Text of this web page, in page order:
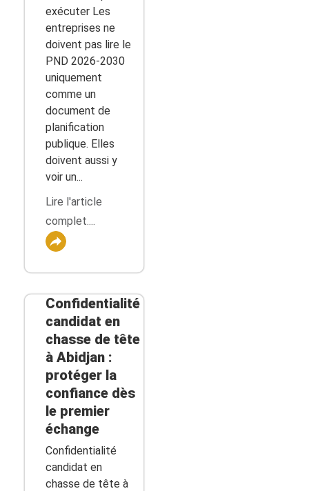
exécuter Les
entreprises ne
doivent pas lire le
PND 2026-2030
uniquement
comme un
document de
planification
publique. Elles
doivent aussi y
voir un...
Lire l'article
complet....
Confidentialité
candidat en
chasse de tête
à Abidjan :
protéger la
confiance dès
le premier
échange
Confidentialité
candidat en
chasse de tête à